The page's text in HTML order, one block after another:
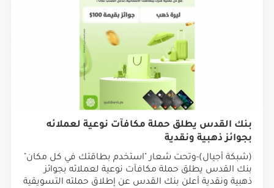
بنك القدس يطلق حملة مكافآت نوعية لعملائه
بجوائز ذهبية ونقدية
(شبكة أجيال)-وتحت شعار "استخدم بطاقتك في كل مكان"
بنك القدس يطلق حملة مكافآت نوعية لعملائه بجوائز
ذهبية ونقدية أعلن بنك القدس عن إطلاق حملته التسويقية